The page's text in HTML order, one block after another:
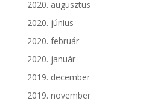
2020. augusztus
2020. június
2020. február
2020. január
2019. december
2019. november